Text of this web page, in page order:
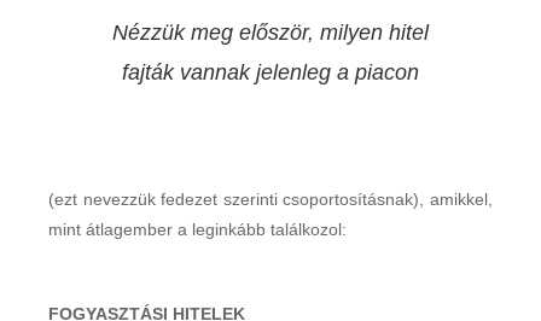
Nézzük meg először, milyen hitel
fajták vannak jelenleg a piacon
(ezt nevezzük fedezet szerinti csoportosításnak), amikkel,
mint átlagember a leginkább találkozol:
FOGYASZTÁSI HITELEK